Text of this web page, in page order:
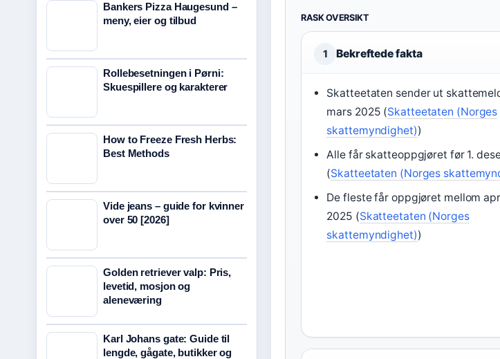
RASK OVERSIKT
1 Bekreftede fakta
Skatteetaten sender ut
mars 2025 (Skatteetaten (Norges
skattemyndighet))
Alle får skatteoppgjøret før 1.
(Skatteetaten (Norges
De fleste får oppgjøret mellom
2025 (Skatteetaten (Norges
skattemyndighet))
Bankers Pizza Haugesund –
meny, eier og tilbud
Rollebesetningen i Pørni:
Skuespillere og karakterer
How to Freeze Fresh Herbs:
Best Methods
Vide jeans – guide for kvinner
over 50 [2026]
Golden retriever valp: Pris,
levetid, mosjon og
aleneværing
Karl Johans gate: Guide til
lengde, gågate, butikker og